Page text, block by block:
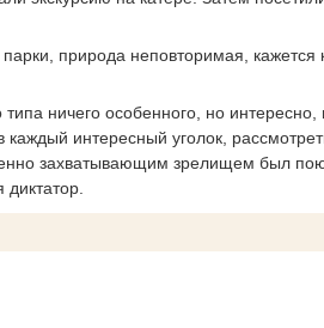
природа неповторимая, кажется
ничего особенного, но
интересный уголок,
захватывающим зрелищем был